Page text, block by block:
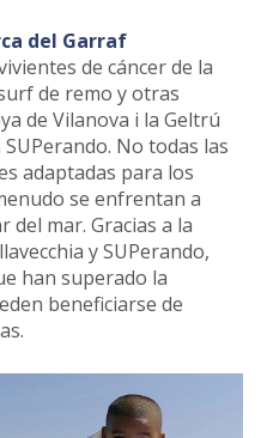
del Garraf
de cáncer de la
de remo y otras
de Vilanova i la Geltrú
No todas las
adaptadas para los
se enfrentan a
mar. Gracias a la
y SUPerando,
han superado la
beneficiarse de